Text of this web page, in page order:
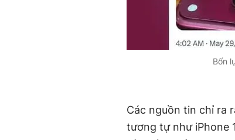
Bốn
Các nguồn tin chỉ ra
tương tự như iPhone